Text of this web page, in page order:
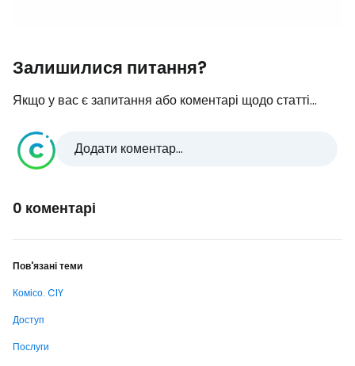
Залишилися питання?
Якщо у вас є запитання або коментарі щодо статті...
Додати коментар...
0 коментарі
Пов'язані теми
Комісо. CIY
Доступ
Послуги